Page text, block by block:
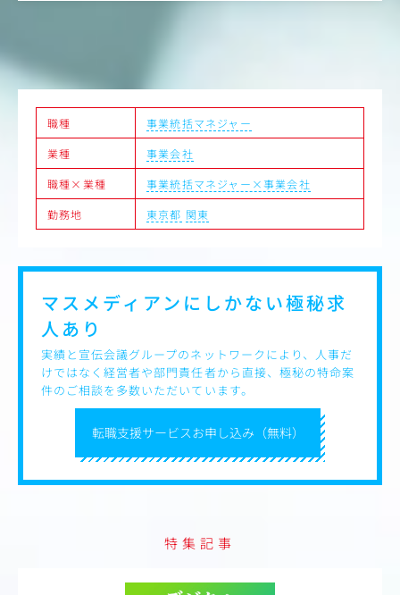
職種
事業統括マネジャー
業種
事業会社
職種×業種
事業統括マネジャー×事業会社
勤務地
東京都 関東
転職支援サービスお申し込み（無料）
マスメディアンにしかない極秘求
人あり
実績と宣伝会議グループのネットワークにより、人事だ
けではなく経営者や部門責任者から直接、極秘の特命案
件のご相談を多数いただいています。
特集記事